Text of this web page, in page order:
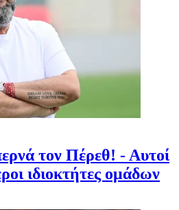
τον Πέρεθ! - Αυτοί
ιδιοκτήτες ομάδων